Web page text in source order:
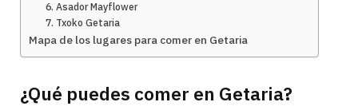
6. Asador Mayflower
7. Txoko Getaria
Mapa de los lugares para comer en Getaria
¿Qué puedes comer en Getaria?